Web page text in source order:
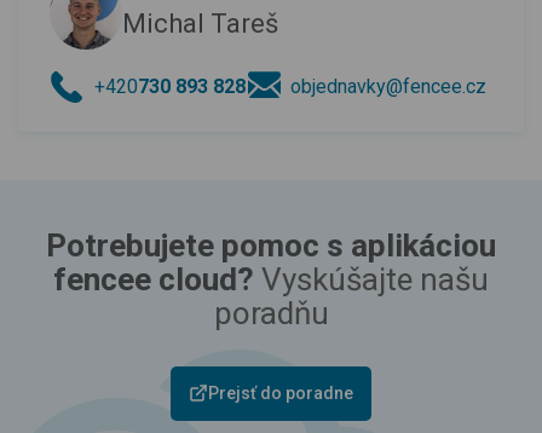
Michal Tareš
+420730 893 828 objednavky@fencee.cz
Potrebujete pomoc s aplikáciou
fencee cloud? Vyskúšajte našu
poradňu
Prejsť do poradne